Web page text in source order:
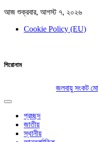
আজ শুক্রবার, আগস্ট ৭, ২০২৬
Cookie Policy (EU)
দেশের খবর
যুক্ত থাকুন দেশের সঙ্গে
শিরোনাম
জলবায়ু সংকট
Toggle
navigation
প্রচ্ছদ
জাতীয়
স্থানীয়